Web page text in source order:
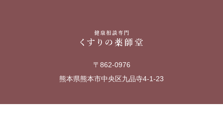
〒862-0976
熊本県熊本市中央区九品寺4-1-23